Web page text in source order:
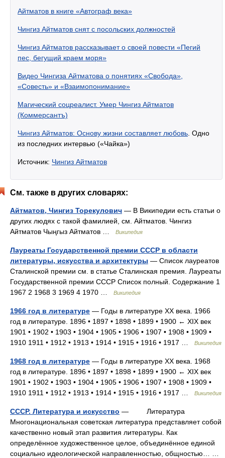
Айтматов в книге «Автограф века»
Чингиз Айтматов снят с посольских должностей
Чингиз Айтматов рассказывает о своей повести «Пегий
пес, бегущий краем моря»
Видео Чингиза Айтматова о понятиях «Свобода»,
«Совесть» и «Взаимопонимание»
Магический соцреалист. Умер Чингиз Айтматов
(Коммерсантъ)
Чингиз Айтматов: Основу жизни составляет любовь . Одно
из последних интервью («Чайка»)
Источник: Чингиз Айтматов
См. также в других словарях:
Айтматов, Чингиз Торекулович — В Википедии есть статьи о
других людях с такой фамилией, см. Айтматов. Чингиз
Айтматов Чыңгыз Айтматов …
Википедия
Лауреаты Государственной премии СССР в области
литературы, искусства и архитектуры — Список лауреатов
Сталинской премии см. в статье Сталинская премия. Лауреаты
Государственной премии СССР Список полный. Содержание 1
1967 2 1968 3 1969 4 1970 …
Википедия
1966 год в литературе — Годы в литературе XX века. 1966
год в литературе. 1896 • 1897 • 1898 • 1899 • 1900 ← XIX век
1901 • 1902 • 1903 • 1904 • 1905 • 1906 • 1907 • 1908 • 1909 •
1910 1911 • 1912 • 1913 • 1914 • 1915 • 1916 • 1917 …
Википедия
1968 год в литературе — Годы в литературе XX века. 1968
год в литературе. 1896 • 1897 • 1898 • 1899 • 1900 ← XIX век
1901 • 1902 • 1903 • 1904 • 1905 • 1906 • 1907 • 1908 • 1909 •
1910 1911 • 1912 • 1913 • 1914 • 1915 • 1916 • 1917 …
Википедия
СССР. Литература и искусство — Литература
Многонациональная советская литература представляет собой
качественно новый этап развития литературы. Как
определённое художественное целое, объединённое единой
социально идеологической направленностью, общностью… …